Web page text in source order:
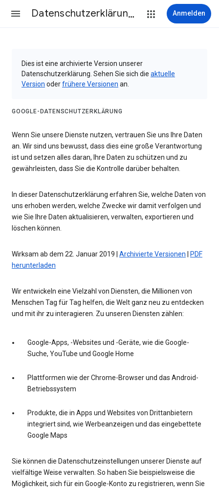
Datenschutzerklärung & Nutzungsbedingungen Anmelden
Dies ist eine archivierte Version unserer
Datenschutzerklärung. Sehen Sie sich die aktuelle
Version oderfrühere Versionen an.
GOOGLE-DATENSCHUTZERKLÄRUNG
Wenn Sie unsere Dienste nutzen, vertrauen Sie uns Ihre Daten
an. Wir sind uns bewusst, dass dies eine große Verantwortung
ist und setzen alles daran, Ihre Daten zu schützen und zu
gewährleisten, dass Sie die Kontrolle darüber behalten.
In dieser Datenschutzerklärung erfahren Sie, welche Daten von
uns erhoben werden, welche Zwecke wir damit verfolgen und
wie Sie Ihre Daten aktualisieren, verwalten, exportieren und
löschen können.
Wirksam ab dem 22. Januar 2019 | Archivierte Versionen
PDF
herunterladen
Wir entwickeln eine Vielzahl von Diensten, die Millionen von
Menschen Tag für Tag helfen, die Welt ganz neu zu entdecken
und mit ihr zu interagieren. Zu unseren Diensten zählen:
Google-Apps, -Websites und -Geräte, wie die Google-
Suche, YouTube und Google Home
Plattformen wie der Chrome-Browser und das Android-
Betriebssystem
Produkte, die in Apps und Websites von Drittanbietern
integriert sind, wie Werbeanzeigen und das eingebettete
Google Maps
Sie können die Datenschutzeinstellungen unserer Dienste auf
vielfältige Weise verwalten. So haben Sie beispielsweise die
Möglichkeit, sich für ein Google-Konto zu registrieren, wenn Sie